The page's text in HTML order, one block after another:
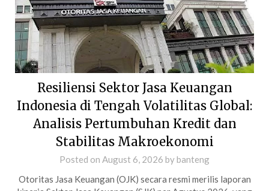
Resiliensi Sektor Jasa Keuangan
Indonesia di Tengah Volatilitas Global:
Analisis Pertumbuhan Kredit dan
Stabilitas Makroekonomi
Posted on August 6, 2026 bybanteng
Otoritas Jasa Keuangan (OJK) secara resmi merilis laporan